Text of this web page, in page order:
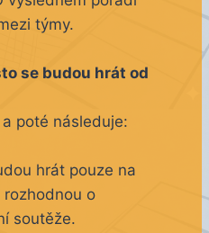
týmy.
se budou hrát od
poté následuje:
hrát pouze na
o
soutěže.